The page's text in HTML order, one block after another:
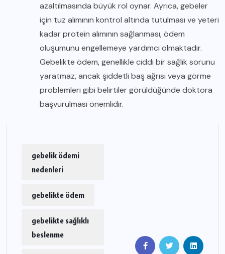
azaltılmasında büyük rol oynar. Ayrıca, gebeler
için tuz alımının kontrol altında tutulması ve yeteri
kadar protein alımının sağlanması, ödem
oluşumunu engellemeye yardımcı olmaktadır.
Gebelikte ödem, genellikle ciddi bir sağlık sorunu
yaratmaz, ancak şiddetli baş ağrısı veya görme
problemleri gibi belirtiler görüldüğünde doktora
başvurulması önemlidir.
gebelik ödemi
nedenleri
gebelikte ödem
gebelikte sağlıklı
beslenme